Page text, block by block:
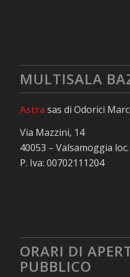
MULTISALA
Astra sas di Odorici
Via Mazzini, 14
40053 – Valsamoggia
P. Iva: 00702111204
ORARI DI
PUBBLICO